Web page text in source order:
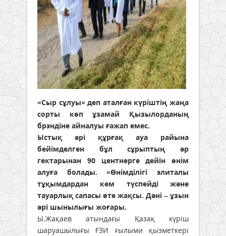
«Сыр сұлуы» деп аталған күріштің жаңа
сорты көп ұзамай Қызылорданың
брэндіне айналуы ғажап емес.
Ыстық әрі құрғақ ауа райына
бейімделген бұл сұрыптың әр
гектарынан 90 центнерге дейін өнім
алуға болады. «Өнімділігі элиталы
тұқымдардан кем түспейді және
тауарлық сапасы өте жақсы. Дәні – ұзын
әрі шынылығы жоғары.
Ы.Жақаев атындағы Қазақ күріш
шаруашылығы ҒЗИ ғылыми қызметкері